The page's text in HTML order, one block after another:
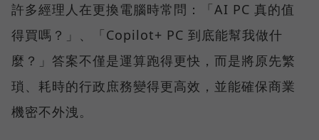
許多經理人在更換電腦時常問：「AI PC 真的值
得買嗎？」、「Copilot+ PC 到底能幫我做什
麼？」答案不僅是運算跑得更快，而是將原先繁
瑣、耗時的行政庶務變得更高效，並能確保商業
機密不外洩。